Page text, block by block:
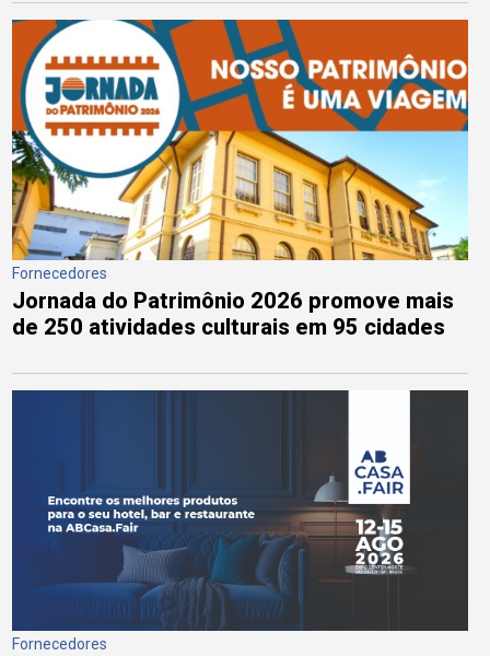
Fornecedores
Jornada do Patrimônio 2026 promove mais
de 250 atividades culturais em 95 cidades
Fornecedores